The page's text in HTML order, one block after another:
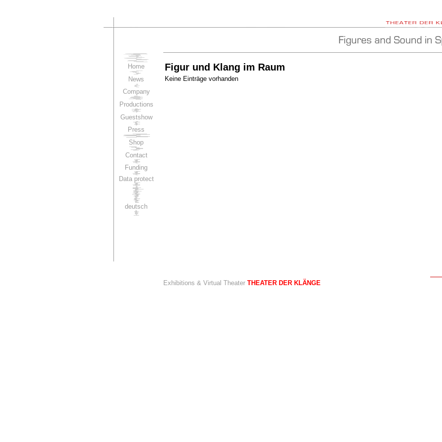
Home
News
Company
Productions
Guestshow
Press
Shop
Contact
Funding
Data protect
deutsch
Figur und Klang im Raum
Keine Einträge vorhanden
Exhibitions & Virtual Theater THEATER DER KLÄNGE